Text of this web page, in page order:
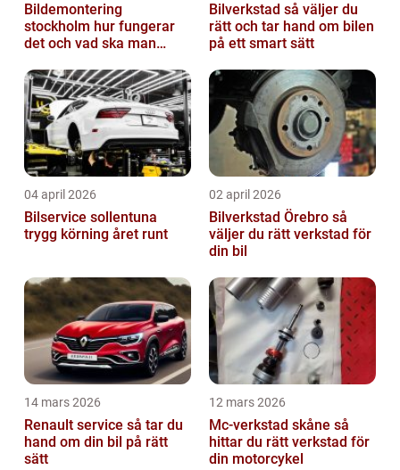
Bildemontering
stockholm hur fungerar
det och vad ska man
Bilverkstad så väljer du
rätt och tar hand om bilen
på ett smart sätt
04 april 2026
Bilservice sollentuna
trygg körning året runt
02 april 2026
Bilverkstad Örebro så
väljer du rätt verkstad för
din bil
14 mars 2026
Renault service så tar du
hand om din bil på rätt
sätt
12 mars 2026
Mc-verkstad skåne så
hittar du rätt verkstad för
din motorcykel